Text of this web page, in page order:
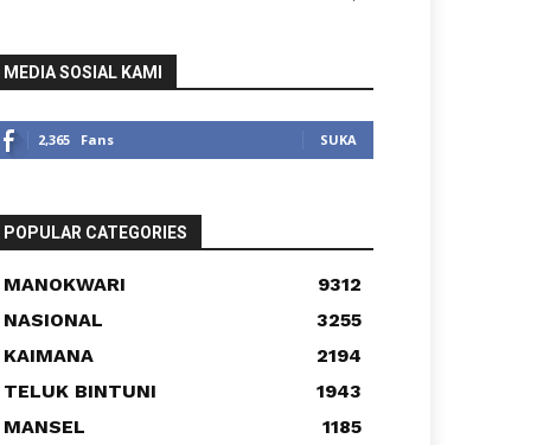
MEDIA SOSIAL KAMI
2,365 Fans SUKA
POPULAR CATEGORIES
MANOKWARI
9312
NASIONAL
3255
KAIMANA
2194
TELUK BINTUNI
1943
MANSEL
1185